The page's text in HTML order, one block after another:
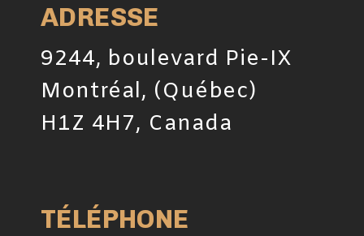
ADRESSE
9244, boulevard Pie-IX
Montréal, (Québec)
H1Z 4H7, Canada
TÉLÉPHONE